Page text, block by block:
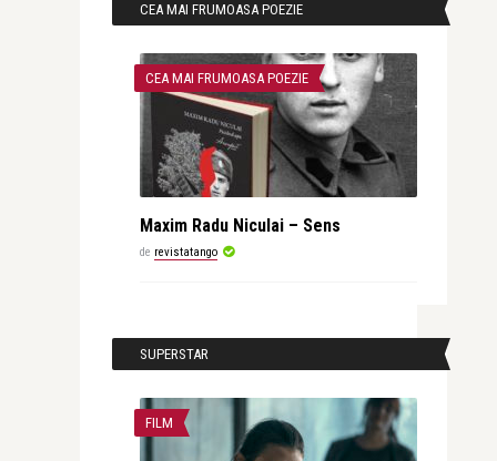
CEA MAI FRUMOASA POEZIE
CEA MAI FRUMOASA POEZIE
Maxim Radu Niculai – Sens
de revistatango
SUPERSTAR
FILM